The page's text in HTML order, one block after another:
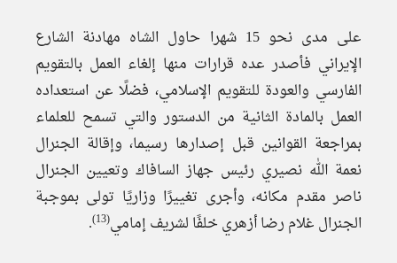
على مدى نحو 15 شهرا حاول الشاه مهادنة الشارع
الإيراني فأصدر عده قرارات منها إلغاء العمل بالتقويم
الفارسي والعودة للتقويم الإسلامي، فضلًا عن استعداده
العمل بالمادة الثانية من الدستور والتي تسمح للعلماء
بمراجعة القوانين قبل إصدارها رسيما، وإقالة الجنرال
نعمة الله نصيري رئيس جهاز السافاك وتعيين الجنرال
ناصر مقدم مكانه، وأجرى تغييرًا وزاريًا تولى بموجبة
الجنرال غلام رضا أزهري خلفًا لشريف إمامي(13)
.